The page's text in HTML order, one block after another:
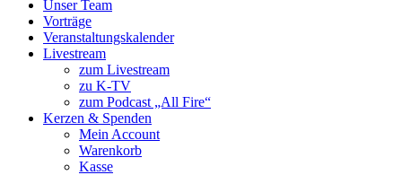
Unser Team
Vorträge
Veranstaltungskalender
Livestream
zum Livestream
zu K-TV
zum Podcast „All Fire“
Kerzen & Spenden
Mein Account
Warenkorb
Kasse